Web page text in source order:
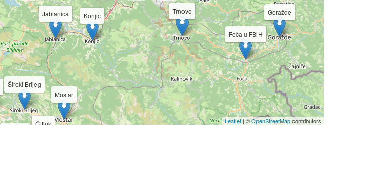
Trnovo
Široki Brijeg
Mostar
Konjic
Jablanica Goražde
Foča u FBiH
Čitluk Leaflet | ©OpenStreetMapcontributors